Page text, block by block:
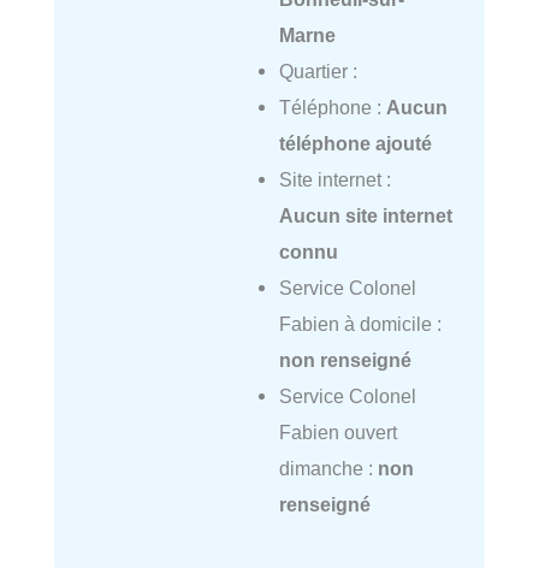
Marne
Quartier :
Téléphone : Aucun
téléphone ajouté
Site internet :
Aucun site internet
connu
Service Colonel
Fabien à domicile :
non renseigné
Service Colonel
Fabien ouvert
dimanche : non
renseigné